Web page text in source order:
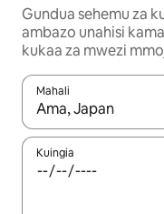
Gundua sehemu za
ambazo unahisi
kukaa za mwezi
Mahali
Wakati matokeo
Kuingia